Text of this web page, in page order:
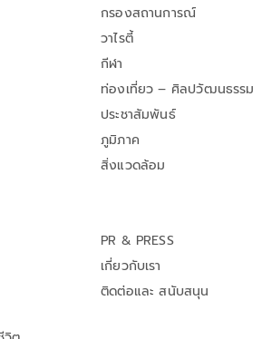
กรองสถานการณ์
วาไรตี้
กีฬา
ท่องเที่ยว – ศิลปวัฒนธรรม
ประชาสัมพันธ์
ภูมิภาค
สิ่งแวดล้อม
PR & PRESS
เกี่ยวกับเรา
ติดต่อและ สนับสนุน